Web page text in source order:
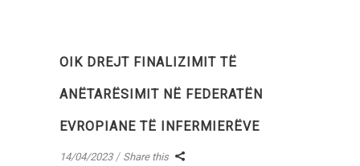
OIK DREJT FINALIZIMIT TË
ANËTARËSIMIT NË FEDERATËN
EVROPIANE TË INFERMIERËVE
14/04/2023 Share this